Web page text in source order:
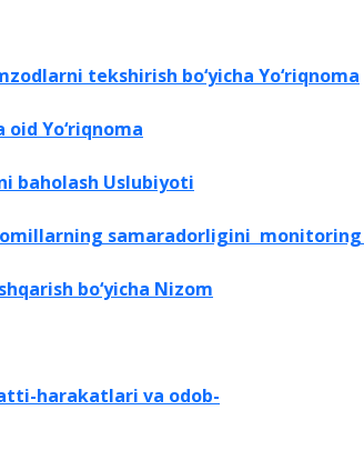
tekshirish bo‘yicha Yo‘riqnoma
Yo‘riqnoma
baholash Uslubiyoti
samaradorligini
bo‘yicha Nizom
harakatlari va odob-